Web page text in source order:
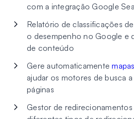
com a integração Google
Relatório de classificações
o desempenho no Google e
de conteúdo
Gere automaticamente
ajudar os motores de busca
páginas
Gestor de